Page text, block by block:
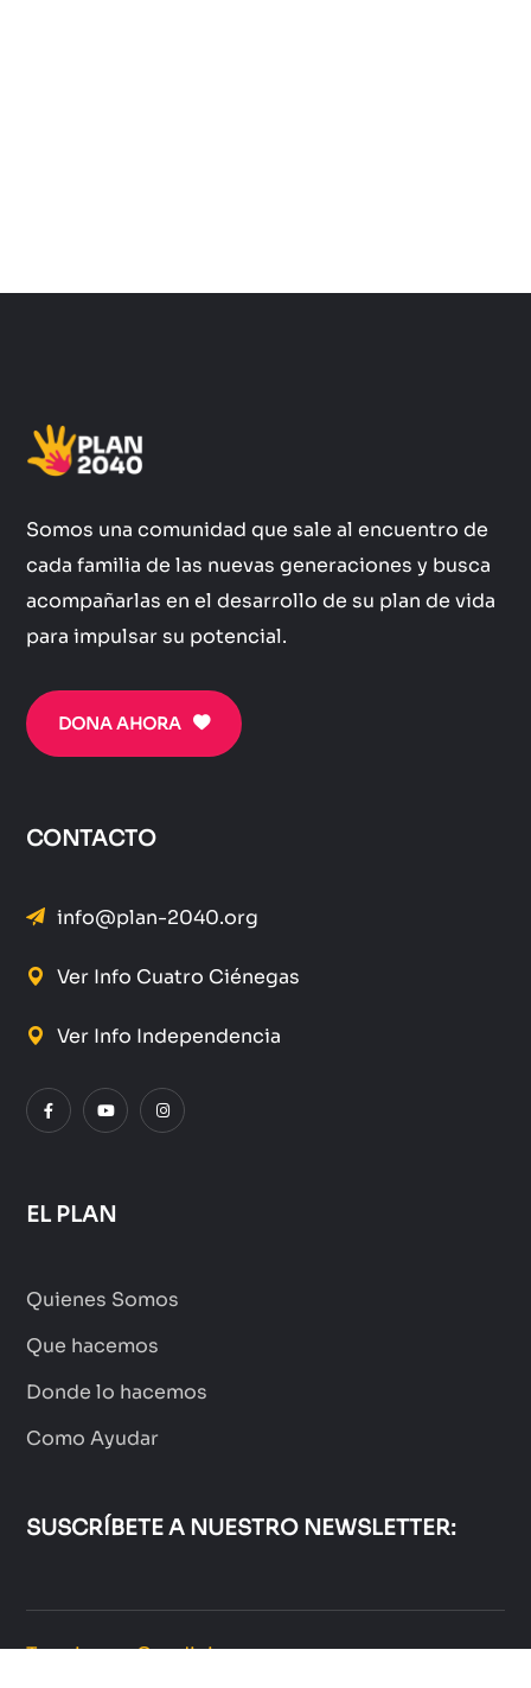
Somos una comunidad que sale al encuentro de
cada familia de las nuevas generaciones y busca
acompañarlas en el desarrollo de su plan de vida
para impulsar su potencial.
DONA AHORA
CONTACTO
info@plan-2040.org
Ver Info Cuatro Ciénegas
Ver Info Independencia
EL PLAN
Quienes Somos
Que hacemos
Donde lo hacemos
Como Ayudar
SUSCRÍBETE A NUESTRO NEWSLETTER:
Terminos y Condiciones